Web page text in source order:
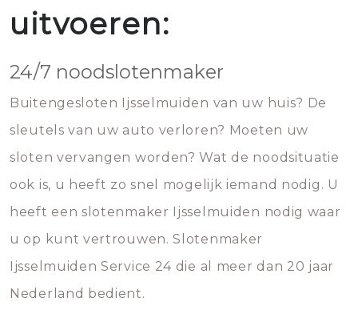
uitvoeren:
24/7 noodslotenmaker
Buitengesloten Ijsselmuiden van uw huis? De
sleutels van uw auto verloren? Moeten uw
sloten vervangen worden? Wat de noodsituatie
ook is, u heeft zo snel mogelijk iemand nodig. U
heeft een slotenmaker Ijsselmuiden nodig waar
u op kunt vertrouwen. Slotenmaker
Ijsselmuiden Service 24 die al meer dan 20 jaar
Nederland bedient.